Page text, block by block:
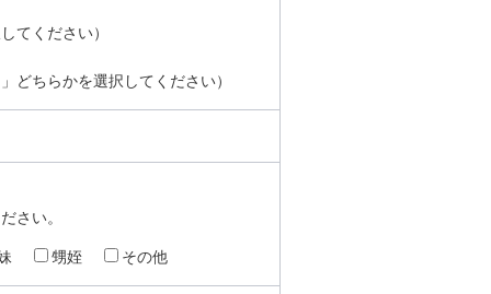
てください）
どちらかを選択してください）
さい。
甥姪 その他